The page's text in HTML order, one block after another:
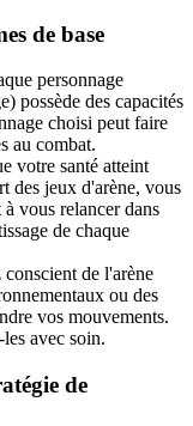
de base
personnage
possède des capacités
choisi peut faire
au combat.
votre santé atteint
des jeux d'arène, vous
vous relancer dans
de chaque
conscient de l'arène
ou des
vos mouvements.
avec soin.
de